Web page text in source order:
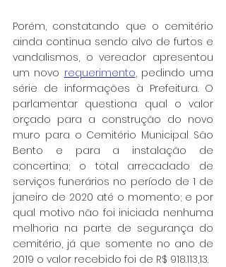
Porém, constatando que o cemitério
ainda continua sendo alvo de furtos e
vandalismos, o vereador apresentou
um novo requerimento, pedindo uma
série de informações à Prefeitura. O
parlamentar questiona qual o valor
orçado para a construção do novo
muro para o Cemitério Municipal São
Bento e para a instalação de
concertina; o total arrecadado de
serviços funerários no período de 1 de
janeiro de 2020 até o momento; e por
qual motivo não foi iniciada nenhuma
melhoria na parte de segurança do
cemitério, já que somente no ano de
2019 o valor recebido foi de R$ 918.113,13.